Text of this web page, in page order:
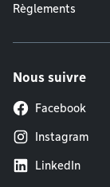
Règlements
Nous suivre
Facebook
Instagram
LinkedIn